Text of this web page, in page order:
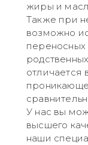
жиры и
Также при
возможно
переносных
У нас вы
высшего
наши